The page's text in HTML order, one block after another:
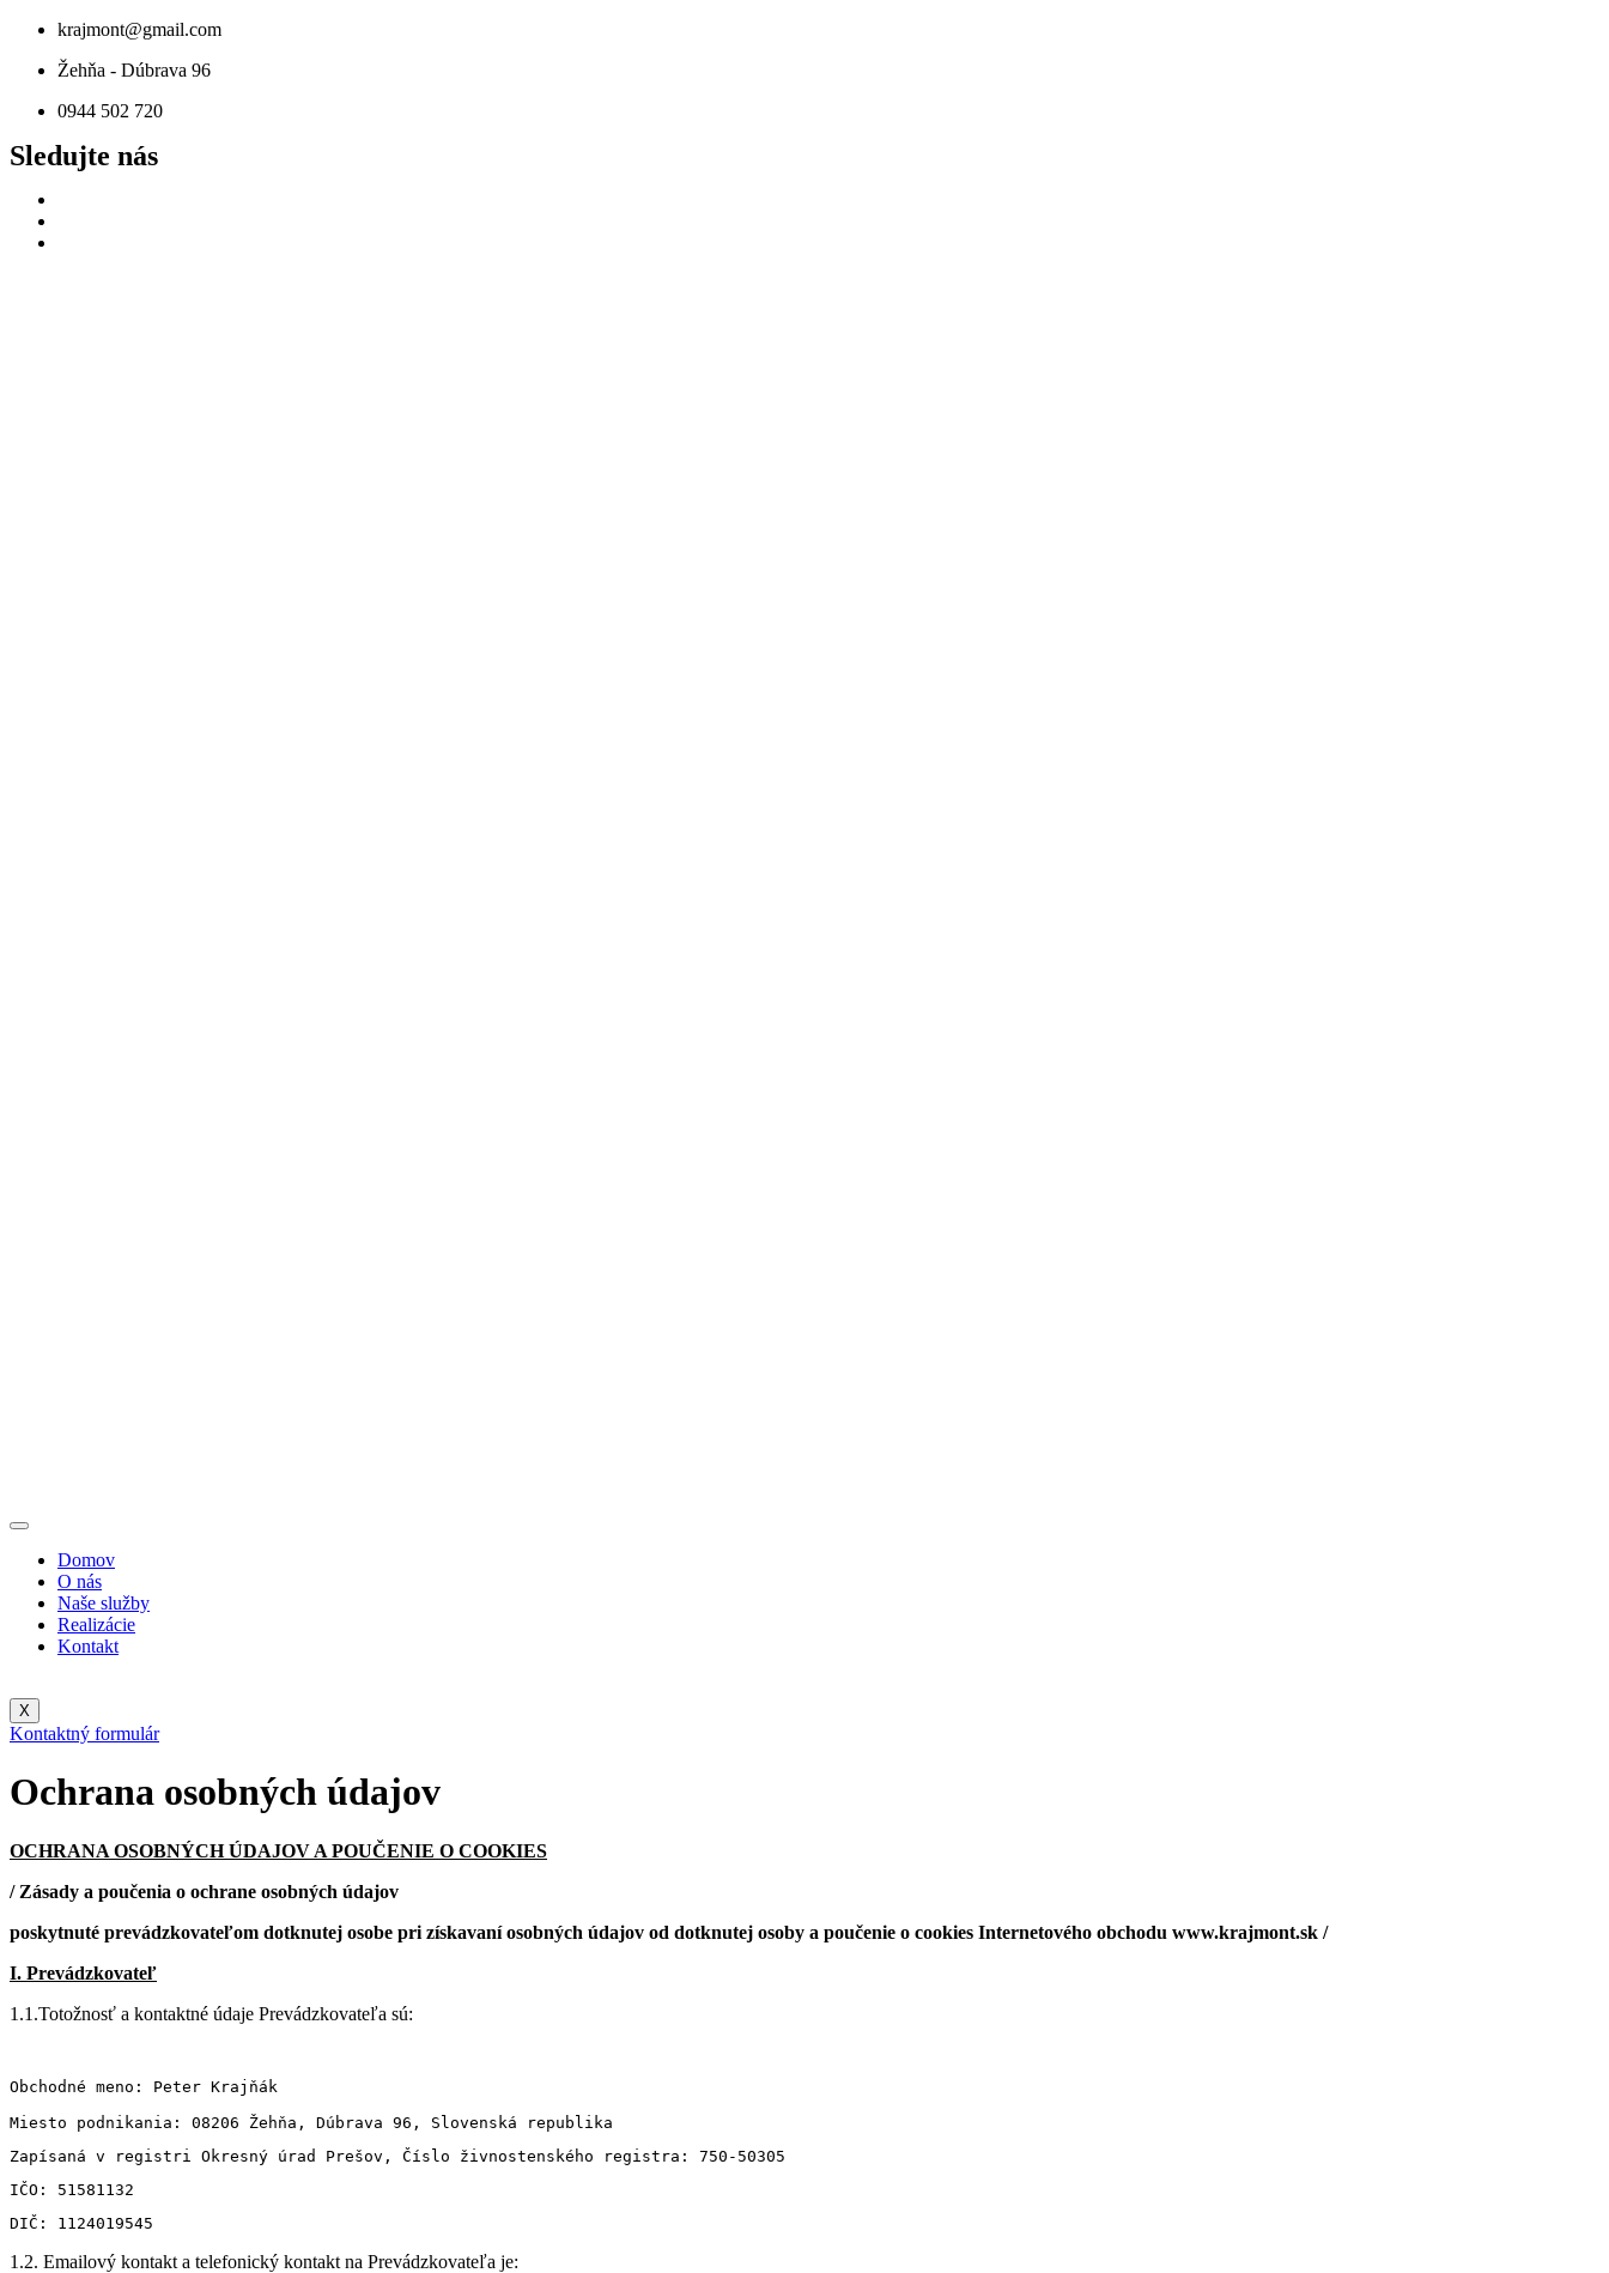
Preskočiť
obsah
krajmont@gmail.com
Žehňa - Dúbrava 96
0944 502 720
Sledujte nás
Domov
O nás
Naše služby
Realizácie
Kontakt
X
Kontaktný formulár
Ochrana osobných údajov
OCHRANA OSOBNÝCH ÚDAJOV A POUČENIE O COOKIES
/ Zásady a poučenia o ochrane osobných údajov
poskytnuté prevádzkovateľom dotknutej osobe pri získavaní osobných údajov od dotknutej osoby a poučenie o cookies Internetového obchodu www.krajmont.sk /
I. Prevádzkovateľ
1.1.Totožnosť a kontaktné údaje Prevádzkovateľa sú:
Obchodné meno: Peter Krajňák
Miesto podnikania: 08206 Žehňa, Dúbrava 96, Slovenská republika
Zapísaná v registri Okresný úrad Prešov, Číslo živnostenského registra: 750-50305
IČO: 51581132
DIČ: 1124019545
1.2. Emailový kontakt a telefonický kontakt na Prevádzkovateľa je: